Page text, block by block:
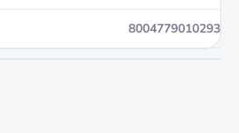
8004779010293